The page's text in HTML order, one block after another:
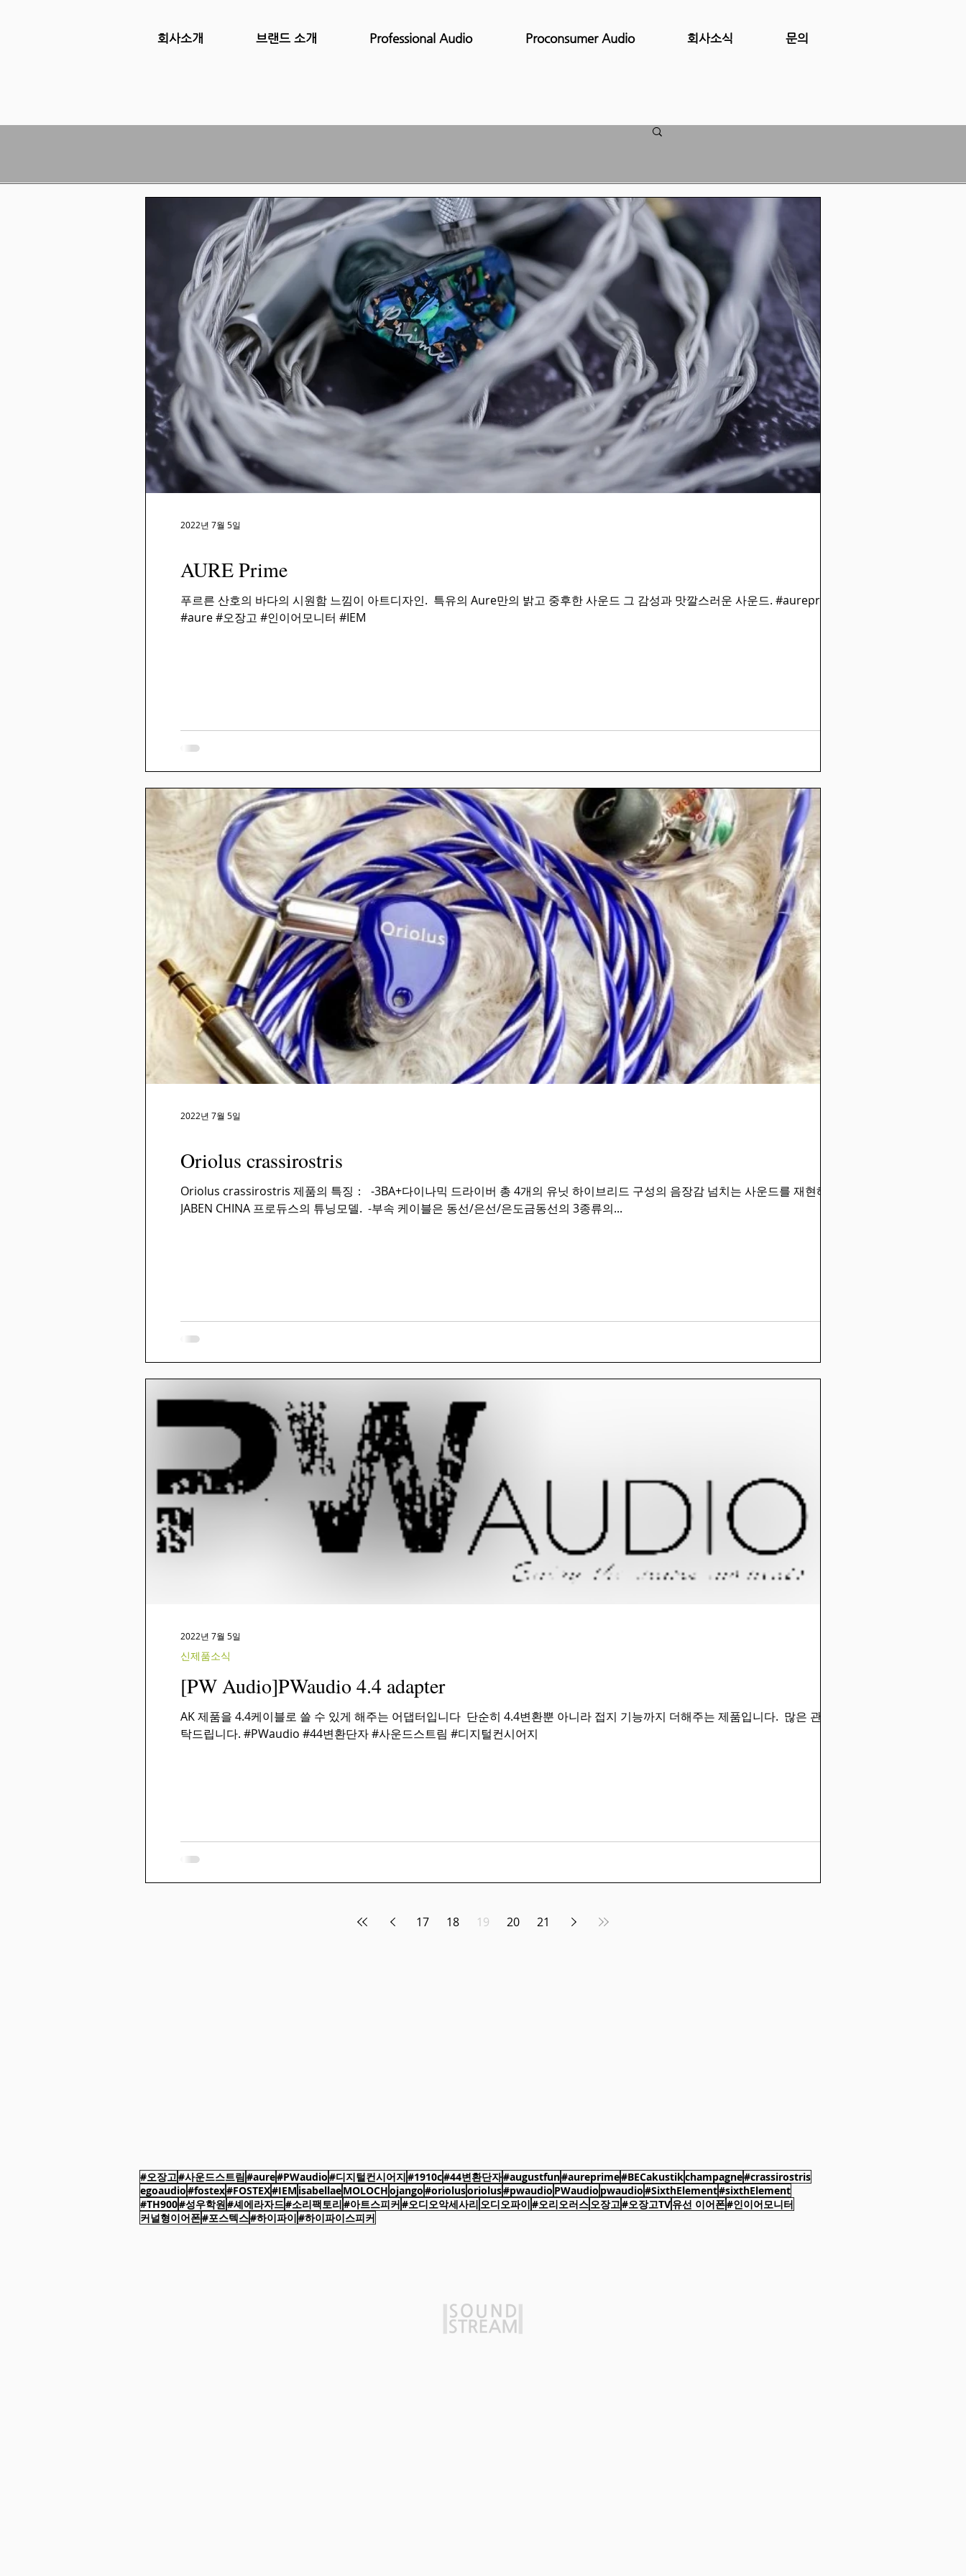
회사소개 브랜드 소개 Professional Audio Proconsumer Audio 회사소식 문의
AURE Prime
푸르른 산호의 바다의 시원함 느낌이 아트디자인. ​ 특유의 Aure만의 밝고 중후한 사운드 그 감성과 맛깔스러운 사운드. #aureprime
#aure #오장고 #인이어모니터 #IEM
2022년 7월 5일
Oriolus crassirostris
Oriolus crassirostris 제품의 특징： ​ -3BA+다이나믹 드라이버 총 4개의 유닛 하이브리드 구성의 음장감 넘치는 사운드를 재현해낸
JABEN CHINA 프로듀스의 튜닝모델. ​ -부속 케이블은 동선/은선/은도금동선의 3종류의...
2022년 7월 5일
[PW Audio]PWaudio 4.4 adapter
AK 제품을 4.4케이블로 쓸 수 있게 해주는 어댑터입니다 ​ 단순히 4.4변환뿐 아니라 접지 기능까지 더해주는 제품입니다. ​ 많은 관심 부
탁드립니다. #PWaudio #44변환단자 #사운드스트림 #디지털컨시어지
신제품소식
2022년 7월 5일
17 18 19 20 21
#오장고#사운드스트림#aure#PWaudio#디지털컨시어지#1910c#44변환단자#augustfun#aureprime#BECakustikchampagne#crassirostris
egoaudio#fostex#FOSTEX#IEM isabellaeMOLOCHojango#oriolusoriolus#pwaudio PWaudio pwaudio#SixthElement#sixthElement
#TH900#성우학원#셰에라자드#소리팩토리#아트스피커#오디오악세사리 오디오파이#오리오러스오장고#오장고TV유선 이어폰#인이어모니터
커널형이어폰#포스텍스#하이파이#하이파이스피커